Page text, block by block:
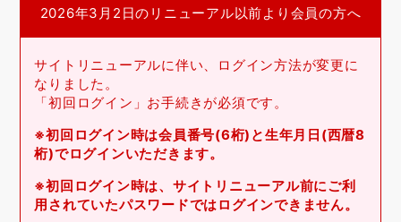
2026年3月2日のリニューアル以前より会員の方へ
サイトリニューアルに伴い、ログイン方法が変更に
なりました。
「初回ログイン」お手続きが必須です。
※初回ログイン時は会員番号(6桁)と生年月日(西暦8
桁)でログインいただきます。
※初回ログイン時は、サイトリニューアル前にご利
用されていたパスワードではログインできません。